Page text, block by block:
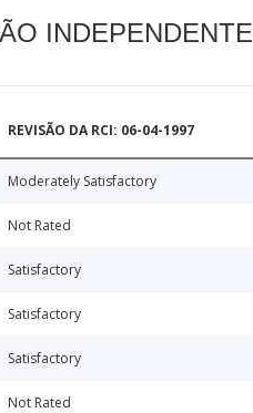
INDEPENDENTE
REVISÃO DA RCI: 06-04-1997
Moderately Satisfactory
Not Rated
Satisfactory
Satisfactory
Satisfactory
Not Rated